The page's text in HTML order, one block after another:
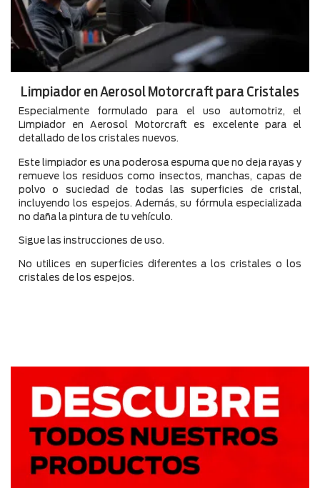
Limpiador en Aerosol Motorcraft para Cristales
Especialmente formulado para el uso automotriz, el
Limpiador en Aerosol Motorcraft es excelente para el
detallado de los cristales nuevos.
Este limpiador es una poderosa espuma que no deja rayas y
remueve los residuos como insectos, manchas, capas de
polvo o suciedad de todas las superficies de cristal,
incluyendo los espejos. Además, su fórmula especializada
no daña la pintura de tu vehículo.
Sigue las instrucciones de uso.
No utilices en superficies diferentes a los cristales o los
cristales de los espejos.